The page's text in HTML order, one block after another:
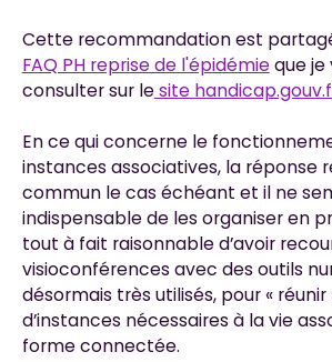
Cette recommandation est
FAQ PH reprise de l'épidémieque je
consulter sur lesite
En ce qui concerne le
instances associatives, la réponse
commun le cas échéant et il ne
indispensable de les organiser en
tout à fait raisonnable d’avoir
visioconférences avec des outils
désormais très utilisés, pour «
d’instances nécessaires à la vie
forme connectée.